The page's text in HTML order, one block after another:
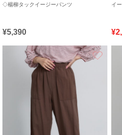
◇楊柳タックイージーパンツ
¥5,390
イ